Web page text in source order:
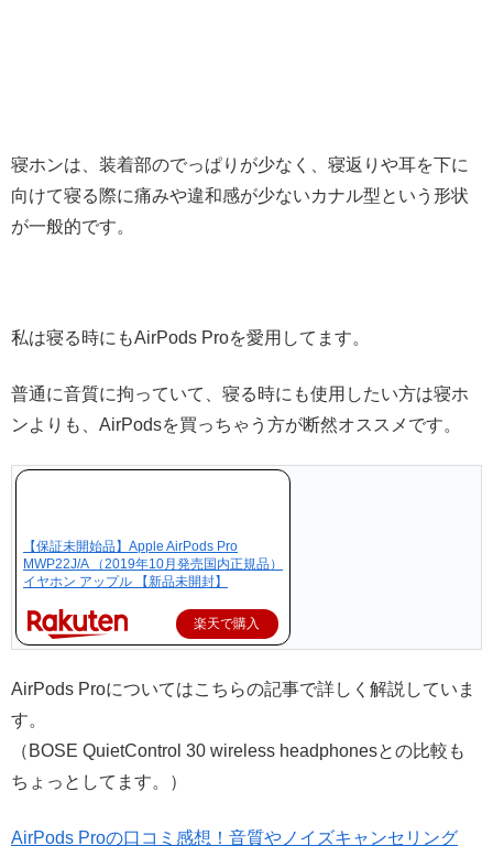
寝ホンは、装着部のでっぱりが少なく、寝返りや耳を下に
向けて寝る際に痛みや違和感が少ないカナル型という形状
が一般的です。
私は寝る時にもAirPods Proを愛用してます。
普通に音質に拘っていて、寝る時にも使用したい方は寝ホ
ンよりも、AirPodsを買っちゃう方が断然オススメです。
【保証未開始品】Apple AirPods Pro
MWP22J/A （2019年10月発売国内正規品）
イヤホン アップル 【新品未開封】
楽天で購入
AirPods Proについてはこちらの記事で詳しく解説していま
す。
（BOSE QuietControl 30 wireless headphonesとの比較も
ちょっとしてます。）
AirPods Proの口コミ感想！音質やノイズキャンセリング